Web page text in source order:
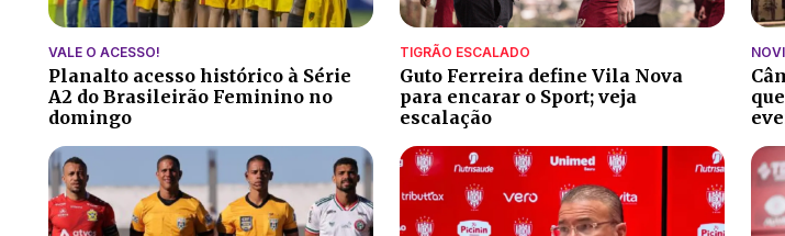
VALE O ACESSO!
Planalto acesso histórico à Série
A2 do Brasileirão Feminino no
domingo
TIGRÃO ESCALADO
Guto Ferreira define Vila Nova
para encarar o Sport; veja
escalação